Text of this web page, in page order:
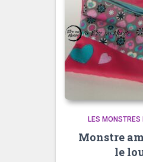
LES MONSTRES
Monstre
le